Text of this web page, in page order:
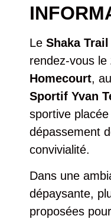
Le Shaka Trail
rendez-vous le
Homecourt,
Sportif Yvan
sportive
dépassement
convivialité.
Dans une
dépaysante,
proposées